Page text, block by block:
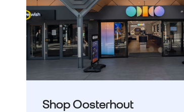
Shop Oosterhout